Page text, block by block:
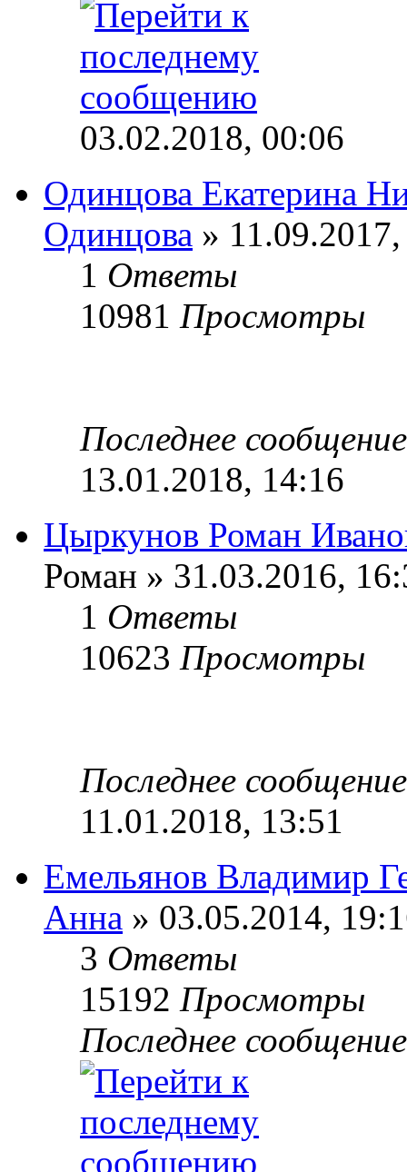
03.02.2018, 00:06
Одинцова Екатерина
Одинцова »
1 Ответы
10981 Просмотры
Последнее
13.01.2018, 14:16
Цыркунов Роман
Роман » 31.03.2016,
1 Ответы
10623 Просмотры
Последнее
11.01.2018, 13:51
Емельянов Владимир
Анна » 03.05.2014,
3 Ответы
15192 Просмотры
Последнее